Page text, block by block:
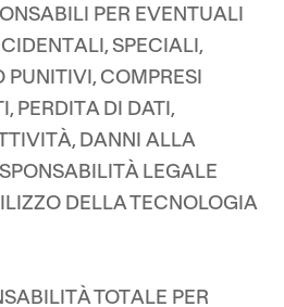
PER EVENTUALI
SPECIALI,
COMPRESI
PERDITA DI DATI,
DANNI ALLA
LEGALE
DELLA TECNOLOGIA
TOTALE PER